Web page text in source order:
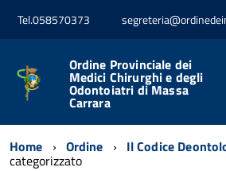
Tel.058570373
Ordine Provinciale dei
Medici Chirurghi e degli
Odontoiatri di Massa
Carrara
Home Ordine Il Codice
categorizzato